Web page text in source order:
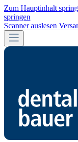
Zum Hauptinhalt
springen
Scanner auslesen